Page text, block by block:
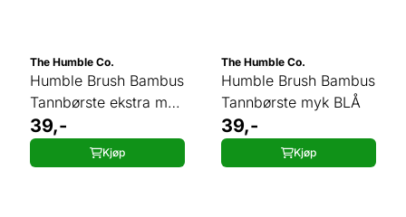
The Humble Co.
Humble Brush Bambus
Tannbørste ekstra myk
ROSA
39,-
Kjøp
The Humble Co.
Humble Brush Bambus
Tannbørste myk BLÅ
39,-
Kjøp